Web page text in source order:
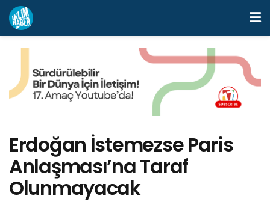
Erdoğan İstemezse Paris
Anlaşması’na Taraf
Olunmayacak